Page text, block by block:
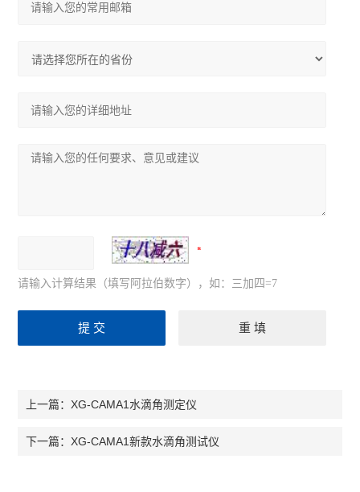
请输入计算结果（填写阿拉伯数字），如：三加四=7
上一篇：XG-CAMA1水滴角测定仪
下一篇：XG-CAMA1新款水滴角测试仪